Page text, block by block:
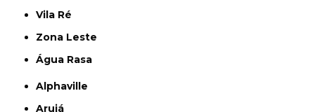
Vila Ré
Zona Leste
Água Rasa
Alphaville
Arujá